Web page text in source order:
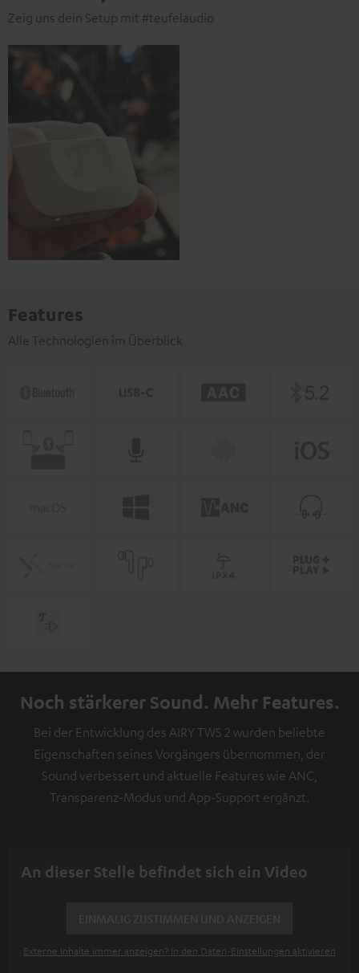
Zeig uns dein Setup mit #teufelaudio
Features
Alle Technologien im Überblick
Noch stärkerer Sound. Mehr Features.
Bei der Entwicklung des AIRY TWS 2 wurden beliebte
Eigenschaften seines Vorgängers übernommen, der
Sound verbessert und aktuelle Features wie ANC,
Transparenz-Modus und App-Support ergänzt.
An dieser Stelle befindet sich ein Video
Externe Inhalte immer anzeigen? In den Daten‑Einstellungen aktivieren